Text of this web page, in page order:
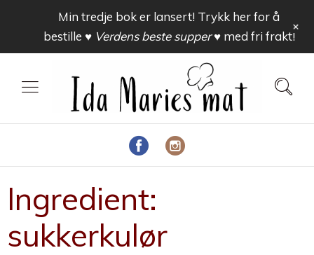
Ingredient:
sukkerkulør
Min tredje bok er lansert! Trykk her for å
bestille ♥ Verdens beste supper ♥med fri frakt!
+